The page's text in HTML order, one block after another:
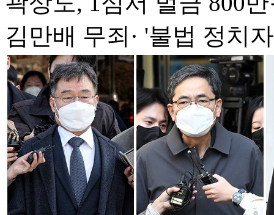
김만배 무죄· '불법 정치